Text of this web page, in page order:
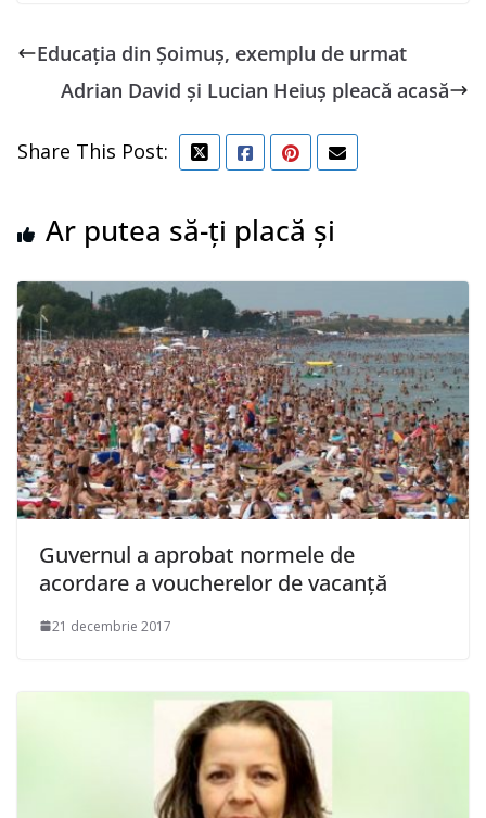
Educația din Șoimuș, exemplu de urmat
Adrian David și Lucian Heiuș pleacă acasă
Share This Post:
Ar putea să-ți placă și
Guvernul a aprobat normele de
acordare a voucherelor de vacanţă
21 decembrie 2017